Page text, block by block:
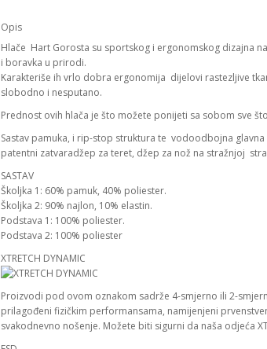
Opis
Hlače Hart Gorosta su sportskog i ergonomskog dizajna
i boravka u prirodi.
Karakteriše ih vrlo dobra ergonomija dijelovi rastezljive
slobodno i nesputano.
Prednost ovih hlača je što možete ponijeti sa sobom sve
Sastav pamuka, i rip-stop struktura te vodoodbojna
patentni zatvaradžep za teret, džep za nož na stražnjoj
SASTAV
Školjka 1: 60% pamuk, 40% poliester.
Školjka 2: 90% najlon, 10% elastin.
Podstava 1: 100% poliester.
Podstava 2: 100% poliester
XTRETCH DYNAMIC
Proizvodi pod ovom oznakom sadrže 4-smjerno ili 2-
prilagođeni fizičkim performansama, namijenjeni
svakodnevno nošenje. Možete biti sigurni da naša odjeća